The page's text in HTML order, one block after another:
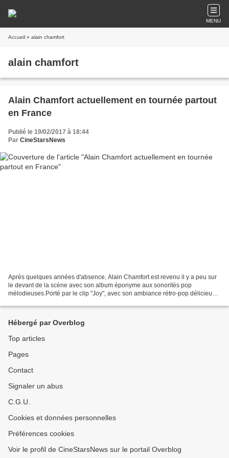
MENU
Accueil » alain chamfort
alain chamfort
Alain Chamfort actuellement en tournée partout
en France
Publié le 19/02/2017 à 18:44
Par CineStarsNews
Après quelques années d'absence, Alain Chamfort est revenu il y a peu sur
le devant de la scène avec son album éponyme aux sonorités pop
mélodieuses.Porté par le clip "Joy", avec son ambiance rétro-pop délicieuse,
Hébergé par Overblog
Top articles
Pages
Contact
Signaler un abus
C.G.U.
Cookies et données personnelles
Préférences cookies
Voir le profil de CineStarsNews sur le portail Overblog